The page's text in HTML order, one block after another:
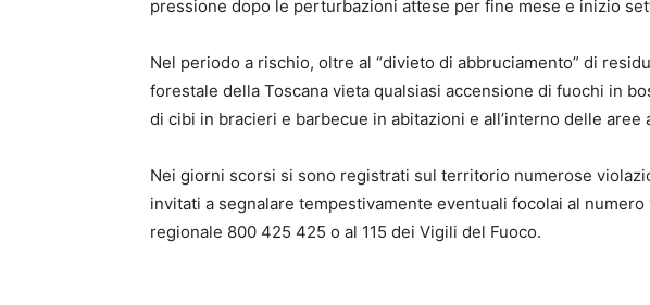
pressione dopo le perturbazioni attese per fine mese e inizio
Nel periodo a rischio, oltre al “divieto di abbruciamento” di
forestale della Toscana vieta qualsiasi accensione di fuochi in
di cibi in bracieri e barbecue in abitazioni e all’interno delle aree
Nei giorni scorsi si sono registrati sul territorio numerose
invitati a segnalare tempestivamente eventuali focolai al
regionale 800 425 425 o al 115 dei Vigili del Fuoco.